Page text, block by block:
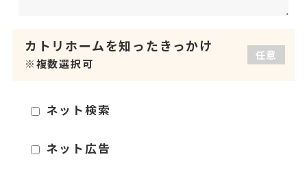
カトリホームを知ったきっかけ
※複数選択可
任意
ネット検索
ネット広告